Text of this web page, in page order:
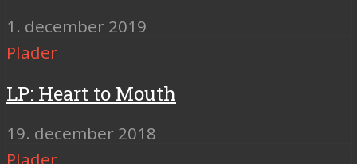
1. december 2019
Plader
LP: Heart to Mouth
19. december 2018
Plader